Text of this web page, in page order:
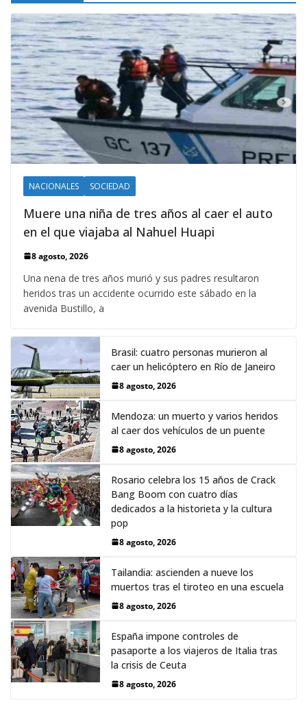
NACIONALES SOCIEDAD
Muere una niña de tres años al caer el auto
en el que viajaba al Nahuel Huapi
8 agosto, 2026
Una nena de tres años murió y sus padres resultaron
heridos tras un accidente ocurrido este sábado en la
avenida Bustillo, a
Brasil: cuatro personas murieron al
caer un helicóptero en Río de Janeiro
8 agosto, 2026
Mendoza: un muerto y varios heridos
al caer dos vehículos de un puente
8 agosto, 2026
Rosario celebra los 15 años de Crack
Bang Boom con cuatro días
dedicados a la historieta y la cultura
pop
8 agosto, 2026
Tailandia: ascienden a nueve los
muertos tras el tiroteo en una escuela
8 agosto, 2026
España impone controles de
pasaporte a los viajeros de Italia tras
la crisis de Ceuta
8 agosto, 2026